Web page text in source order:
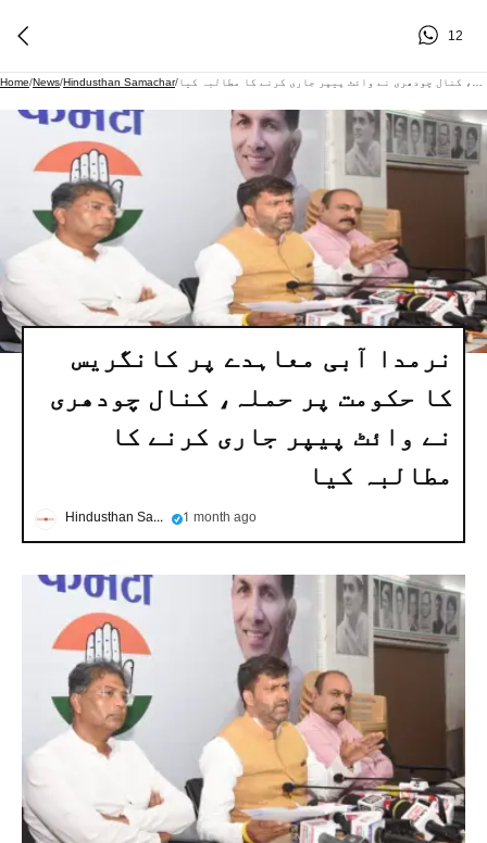
12
Home/News/Hindusthan Samachar/
نرمدا آبی معاہدے پر کانگریس
کا حکومت پر حملہ، کنال چودھری
نے وائٹ پیپر جاری کرنے کا
مطالبہ کیا
Hindusthan Samachar 1 month ago